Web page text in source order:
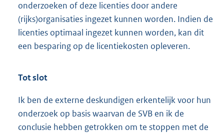
onderzoeken of deze licenties door andere
(rijks)organisaties ingezet kunnen worden. Indien de
licenties optimaal ingezet kunnen worden, kan dit
een besparing op de licentiekosten opleveren.
Tot slot
Ik ben de externe deskundigen erkentelijk voor hun
onderzoek op basis waarvan de SVB en ik de
conclusie hebben getrokken om te stoppen met de